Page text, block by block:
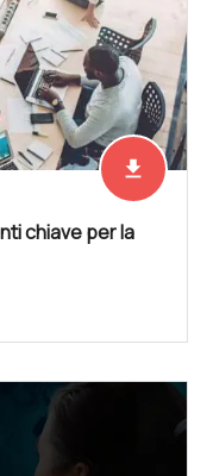
Scarica
file_download
chiave per la